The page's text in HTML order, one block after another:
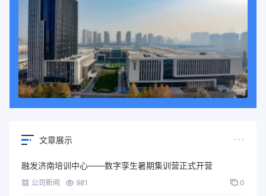
文章展示
融发济南培训中心——数字孪生暑期集训营正式开营
公司新闻 981 0